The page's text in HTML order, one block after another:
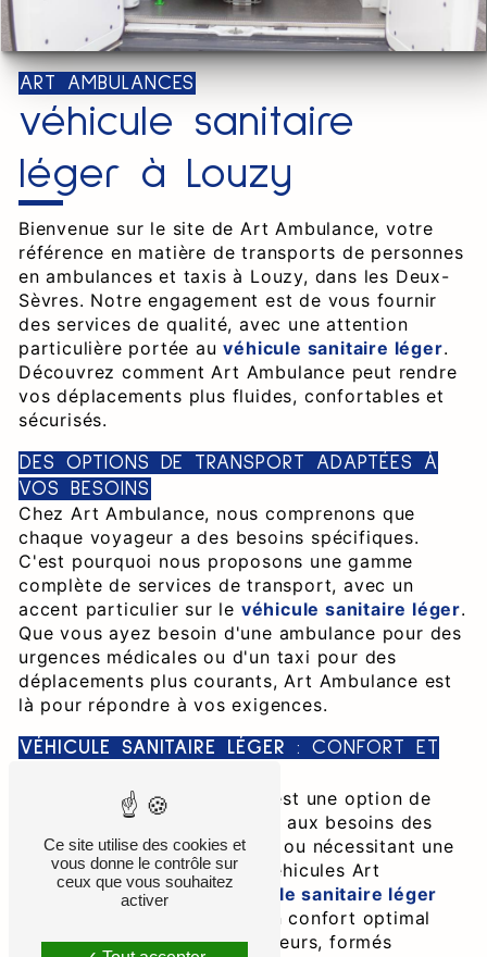
ART AMBULANCES
véhicule sanitaire
léger à Louzy
Bienvenue sur le site de Art Ambulance, votre
référence en matière de transports de personnes
en ambulances et taxis à Louzy, dans les Deux-
Sèvres. Notre engagement est de vous fournir
des services de qualité, avec une attention
particulière portée auvéhicule sanitaire léger.
Découvrez comment Art Ambulance peut rendre
vos déplacements plus fluides, confortables et
sécurisés.
DES OPTIONS DE TRANSPORT ADAPTÉES À
VOS BESOINS
Chez Art Ambulance, nous comprenons que
chaque voyageur a des besoins spécifiques.
C'est pourquoi nous proposons une gamme
complète de services de transport, avec un
accent particulier sur le véhicule sanitaire léger.
Que vous ayez besoin d'une ambulance pour des
urgences médicales ou d'un taxi pour des
déplacements plus courants, Art Ambulance est
là pour répondre à vos exigences.
VÉHICULE SANITAIRE LÉGER
: CONFORT ET
véhicule sanitaire léger
est une option de
transport flexible et adaptée aux besoins des
personnes à mobilité réduite ou nécessitant une
assistance spécifique. Les véhicules Art
Ambulance dédiés auvéhicule sanitaire léger
sont équipés pour assurer un confort optimal
pendant le trajet. Nos chauffeurs, formés
Ce site utilise des cookies et
vous donne le contrôle sur
ceux que vous souhaitez
activer